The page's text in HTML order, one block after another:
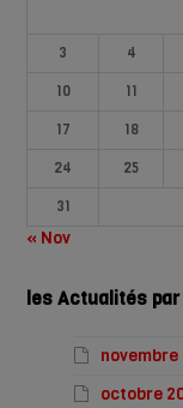
3
4
10
11
17
18
24
25
31
« Nov
les Actualités
novembre
octobre